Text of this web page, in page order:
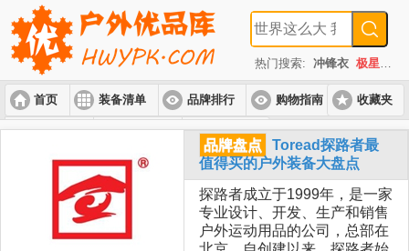
热门搜索: 冲锋衣 极星
首页 装备清单 品牌排行 购物指南
入门套装 进阶套装 高端套装
收藏夹
品牌盘点
Toread探路者最
值得买的户外装备大盘点
探路者成立于1999年，是一家
专业设计、开发、生产和销售
户外运动用品的公司，总部在